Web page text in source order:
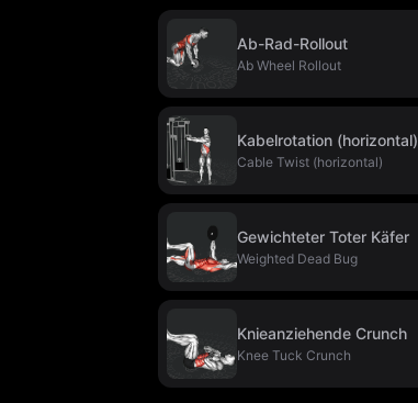
Ab-Rad-Rollout
Ab Wheel Rollout
Kabelrotation (horizontal)
Cable Twist (horizontal)
Gewichteter Toter Käfer
Weighted Dead Bug
Knieanziehende Crunch
Knee Tuck Crunch